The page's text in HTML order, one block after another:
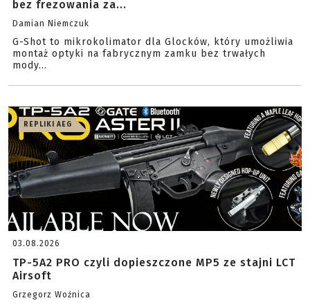
bez frezowania za...
Damian Niemczuk
G-Shot to mikrokolimator dla Glocków, który umożliwia
montaż optyki na fabrycznym zamku bez trwałych
mody...
REPLIKI AEG
03.08.2026
TP-5A2 PRO czyli dopieszczone MP5 ze stajni LCT
Airsoft
Grzegorz Woźnica